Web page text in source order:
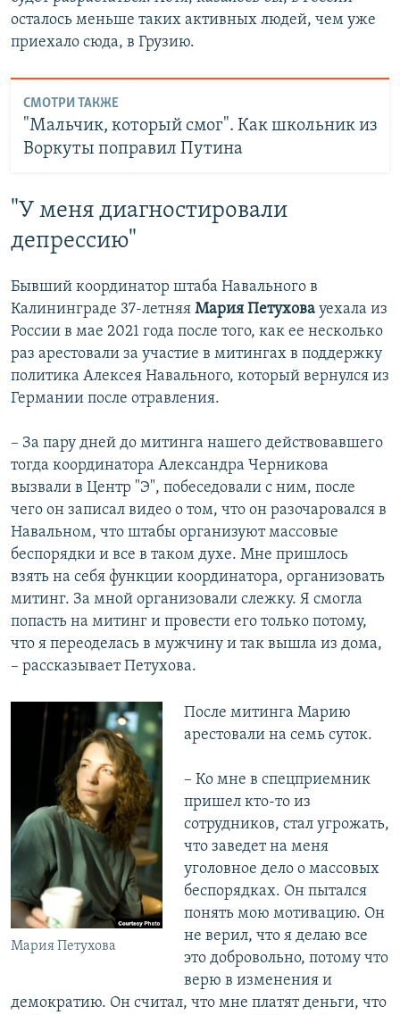
осталось меньше таких активных людей, чем уже
приехало сюда, в Грузию.
СМОТРИ ТАКЖЕ
"Мальчик, который смог". Как школьник из
Воркуты поправил Путина
"У меня диагностировали
депрессию"
Бывший координатор штаба Навального в
Калининграде 37-летняя Мария Петухова уехала из
России в мае 2021 года после того, как ее несколько
раз арестовали за участие в митингах в поддержку
политика Алексея Навального, который вернулся из
Германии после отравления.
– За пару дней до митинга нашего действовавшего
тогда координатора Александра Черникова
вызвали в Центр "Э", побеседовали с ним, после
чего он записал видео о том, что он разочаровался в
Навальном, что штабы организуют массовые
беспорядки и все в таком духе. Мне пришлось
взять на себя функции координатора, организовать
митинг. За мной организовали слежку. Я смогла
попасть на митинг и провести его только потому,
что я переоделась в мужчину и так вышла из дома,
– рассказывает Петухова.
Мария Петухова
После митинга Марию
арестовали на семь суток.
– Ко мне в спецприемник
пришел кто-то из
сотрудников, стал угрожать,
что заведет на меня
уголовное дело о массовых
беспорядках. Он пытался
понять мою мотивацию. Он
не верил, что я делаю все
это добровольно, потому что
верю в изменения и
демократию. Он считал, что мне платят деньги, что